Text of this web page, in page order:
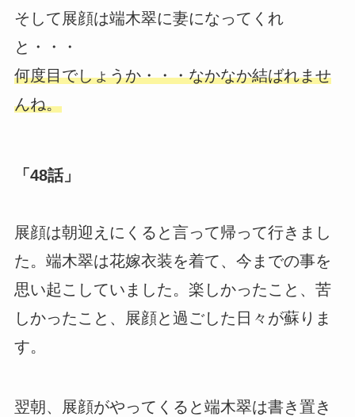
そして展顔は端木翠に妻になってくれ
と・・・
何度目でしょうか・・・なかなか結ばれませ
んね。
「48話」
展顔は朝迎えにくると言って帰って行きまし
た。端木翠は花嫁衣装を着て、今までの事を
思い起こしていました。楽しかったこと、苦
しかったこと、展顔と過ごした日々が蘇りま
す。
翌朝、展顔がやってくると端木翠は書き置き